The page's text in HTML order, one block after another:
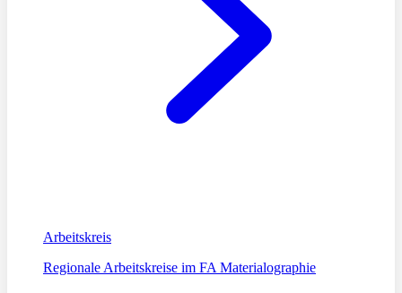
Arbeitskreis
Regionale Arbeitskreise im FA Materialographie